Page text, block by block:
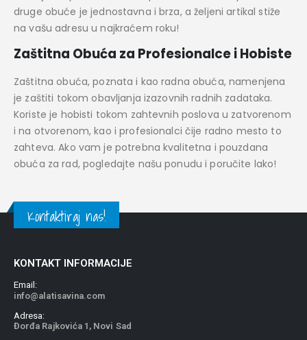
druge obuće je jednostavna i brza, a željeni artikal stiže
na vašu adresu u najkraćem roku!
Zaštitna Obuća za Profesionalce i Hobiste
Zaštitna obuća, poznata i kao radna obuća, namenjena
je zaštiti tokom obavljanja izazovnih radnih zadataka.
Koriste je hobisti tokom zahtevnih poslova u zatvorenom
i na otvorenom, kao i profesionalci čije radno mesto to
zahteva. Ako vam je potrebna kvalitetna i pouzdana
obuća za rad, pogledajte našu ponudu i poručite lako!
Kontaktiraj nas!
KONTAKT INFORMACIJE
Email:
info@alatisavina.com
Adresa:
Đorđa Rajkovića 1, Novi Sad